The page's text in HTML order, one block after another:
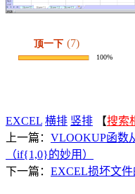
EXCEL 横排 竖排 【搜索
上一篇： VLOOKUP函数
（if{1,0}的妙用）
下一篇： EXCEL损坏文